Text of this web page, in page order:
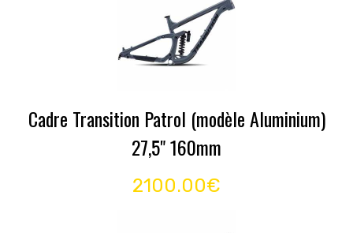
Cadre Transition Patrol (modèle Aluminium)
27,5" 160mm
2100.00€